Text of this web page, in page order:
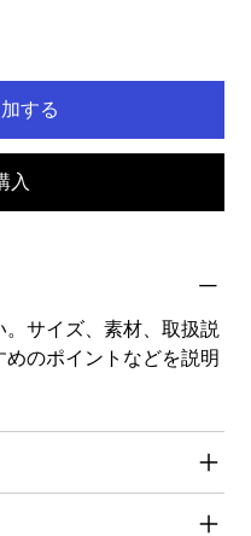
する
入
サイズ、素材、取扱説
のポイントなどを説明